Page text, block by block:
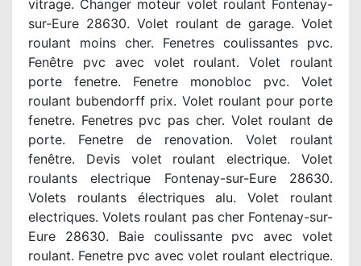
vitrage. Changer moteur volet roulant Fontenay-
sur-Eure 28630. Volet roulant de garage. Volet
roulant moins cher. Fenetres coulissantes pvc.
Fenêtre pvc avec volet roulant. Volet roulant
porte fenetre. Fenetre monobloc pvc. Volet
roulant bubendorff prix. Volet roulant pour porte
fenetre. Fenetres pvc pas cher. Volet roulant de
porte. Fenetre de renovation. Volet roulant
fenêtre. Devis volet roulant electrique. Volet
roulants electrique Fontenay-sur-Eure 28630.
Volets roulants électriques alu. Volet roulant
electriques. Volets roulant pas cher Fontenay-sur-
Eure 28630. Baie coulissante pvc avec volet
roulant. Fenetre pvc avec volet roulant electrique.